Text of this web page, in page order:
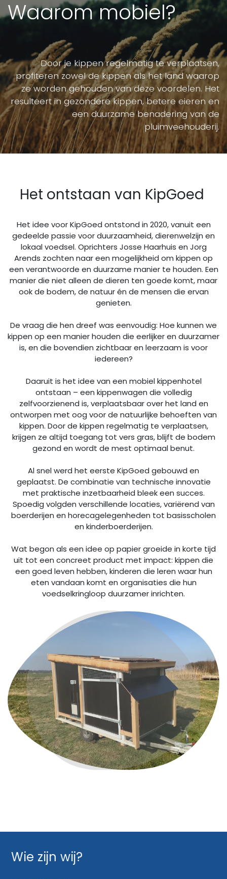
Waarom mobiel?
Door je kippen regelmatig te verplaatsen,
profiteren zowel de kippen als het land waarop
ze worden gehouden van deze voordelen. Het
resulteert in gezondere kippen, betere eieren en
een duurzame benadering van de
pluimveehouderij.
Het ontstaan van KipGoed
Het idee voor KipGoed ontstond in 2020, vanuit een
gedeelde passie voor duurzaamheid, dierenwelzijn en
lokaal voedsel. Oprichters Josse Haarhuis en Jorg
Arends zochten naar een mogelijkheid om kippen op
een verantwoorde en duurzame manier te houden. Een
manier die niet alleen de dieren ten goede komt, maar
ook de bodem, de natuur én de mensen die ervan
genieten.
De vraag die hen dreef was eenvoudig: Hoe kunnen we
kippen op een manier houden die eerlijker en duurzamer
is, en die bovendien zichtbaar en leerzaam is voor
iedereen?
Daaruit is het idee van een mobiel kippenhotel
ontstaan – een kippenwagen die volledig
zelfvoorzienend is, verplaatsbaar over het land en
ontworpen met oog voor de natuurlijke behoeften van
kippen. Door de kippen regelmatig te verplaatsen,
krijgen ze altijd toegang tot vers gras, blijft de bodem
gezond en wordt de mest optimaal benut.
Al snel werd het eerste KipGoed gebouwd en
geplaatst. De combinatie van technische innovatie
met praktische inzetbaarheid bleek een succes.
Spoedig volgden verschillende locaties, variërend van
boerderijen en horecagelegenheden tot basisscholen
en kinderboerderijen.
Wat begon als een idee op papier groeide in korte tijd
uit tot een concreet product met impact: kippen die
een goed leven hebben, kinderen die leren waar hun
eten vandaan komt en organisaties die hun
voedselkringloop duurzamer inrichten.
Wie zijn wij?